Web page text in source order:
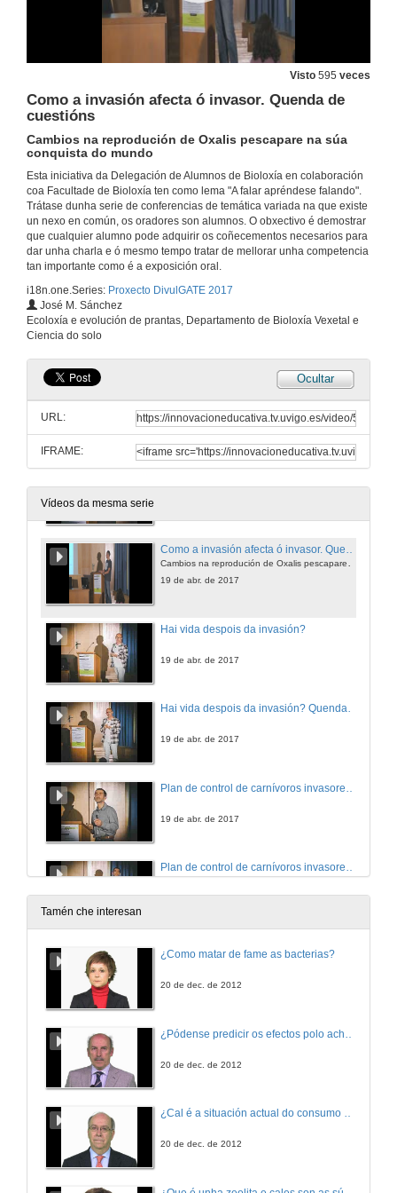
Visto 595 veces
Como a invasión afecta ó invasor. Quenda de
cuestións
Cambios na reprodución de Oxalis pescapare na súa
conquista do mundo
Esta iniciativa da Delegación de Alumnos de Bioloxía en colaboración
coa Facultade de Bioloxía ten como lema "A falar apréndese falando".
Trátase dunha serie de conferencias de temática variada na que existe
un nexo en común, os oradores son alumnos. O obxectivo é demostrar
que cualquier alumno pode adquirir os coñecementos necesarios para
dar unha charla e ó mesmo tempo tratar de mellorar unha competencia
tan importante como é a exposición oral.
i18n.one.Series: Proxecto DivulGATE 2017
José M. Sánchez
Ecoloxía e evolución de prantas, Departamento de Bioloxía Vexetal e
Ciencia do solo
Ocultar
URL:
IFRAME:
Vídeos da mesma serie
A project about Onchocerciasis in Ethiopia
4 de abr. de 2017
Mesa redonda sobre Bioética. Intervención de Africa González
4 de abr. de 2017
Mesa redonda sobre Bioética. Intervención de Jesús Manuel Míguez
4 de abr. de 2017
Presentación da III xornada de especies invasoras-Divulgate
19 de abr. de 2017
Como a invasión afecta ó invasor
Como a invasión afecta ó invasor. Quenda de cuestións
19 de abr. de 2017
Hai vida despois da invasión?
19 de abr. de 2017
Hai vida despois da invasión? Quenda de cuestións
19 de abr. de 2017
19 de abr. de 2017
Plan de control de carnívoros invasores no Parque Nacional das Illas Atlanticas. Quenda de cuestións
19 de abr. de 2017
Ecoloxía dos eucaliptales
Impactos e integración ecolóxica en Galicia
Tamén che interesan
¿Como matar de fame as bacterias?
20 de dec. de 2012
20 de dec. de 2012
¿Cal é a situación actual do consumo cinematográfico?
20 de dec. de 2012